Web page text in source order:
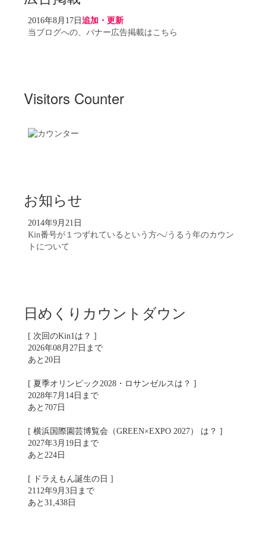
2016年8月17日追加・更新
当ブログへの、バナー広告掲載はこちら
Visitors Counter
お知らせ
2014年9月21日
Kin番号が１つずれているという方へ/うるう年のカウン
トについて
日めくりカウントダウン
[ 次回のKin1は？ ]
2026年08月27日まで
あと20日
[ 夏季オリンピック2028・ロサンゼルスは？ ]
2028年7月14日まで
あと707日
[ 横浜国際園芸博覧会（GREEN×EXPO 2027） は？ ]
2027年3月19日まで
あと224日
[ ドラえもん誕生の日 ]
2112年9月3日まで
あと31,438日